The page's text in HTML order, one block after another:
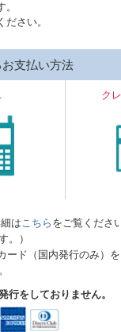
さい。
支払い方法
ク
はこちら をご覧くださ
。）
ード（国内発行のみ）
行をしておりません。